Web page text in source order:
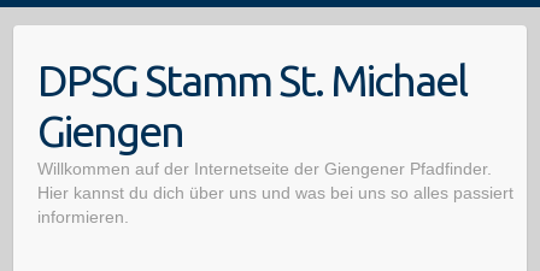
DPSG Stamm St. Michael
Giengen
Willkommen auf der Internetseite der Giengener Pfadfinder.
Hier kannst du dich über uns und was bei uns so alles passiert
informieren.